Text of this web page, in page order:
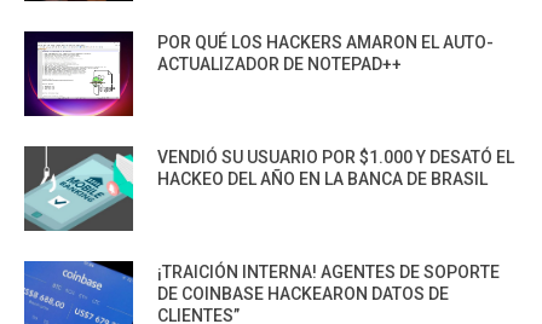
POR QUÉ LOS HACKERS AMARON EL AUTO-
ACTUALIZADOR DE NOTEPAD++
VENDIÓ SU USUARIO POR $1.000 Y DESATÓ EL
HACKEO DEL AÑO EN LA BANCA DE BRASIL
¡TRAICIÓN INTERNA! AGENTES DE SOPORTE
DE COINBASE HACKEARON DATOS DE
CLIENTES”